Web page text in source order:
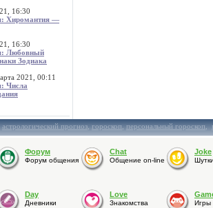
16:30
Хиромантия —
16:30
Любовный
Зодиака
2021, 00:11
Числа
астрологический прогноз,гороскоп,персональный гороскоп,
Форум
Форум общения
Chat
Общение on-line
Joke
Day
Дневники
Love
Знакомства Игры